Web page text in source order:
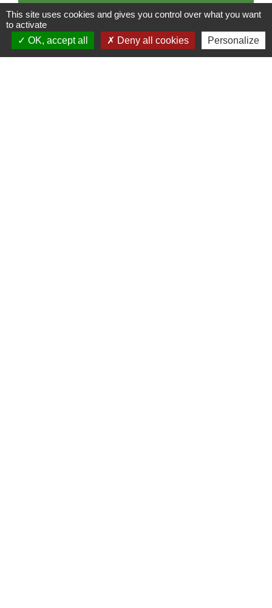
Et aussi
Handicap et emploi dans le secteur privé
Travail - Formation
This site uses cookies and gives you control over what you want
to activate
OK, accept all
Deny all cookies Personalize